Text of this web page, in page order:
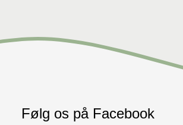
Følg os på Facebook